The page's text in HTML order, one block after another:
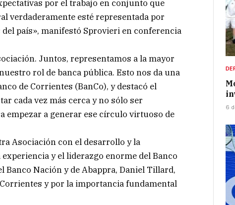
por el trabajo en conjunto que
verdaderamente esté representada por
país», manifestó Sprovieri en conferencia
Juntos, representamos a la mayor
rol de banca pública. Esto nos da una
de Corrientes (BanCo), y destacó el
cada vez más cerca y no sólo ser
empezar a generar ese círculo virtuoso de
Asociación con el desarrollo y la
y el liderazgo enorme del Banco
Banco Nación y de Abappra, Daniel Tillard,
y por la importancia fundamental
6